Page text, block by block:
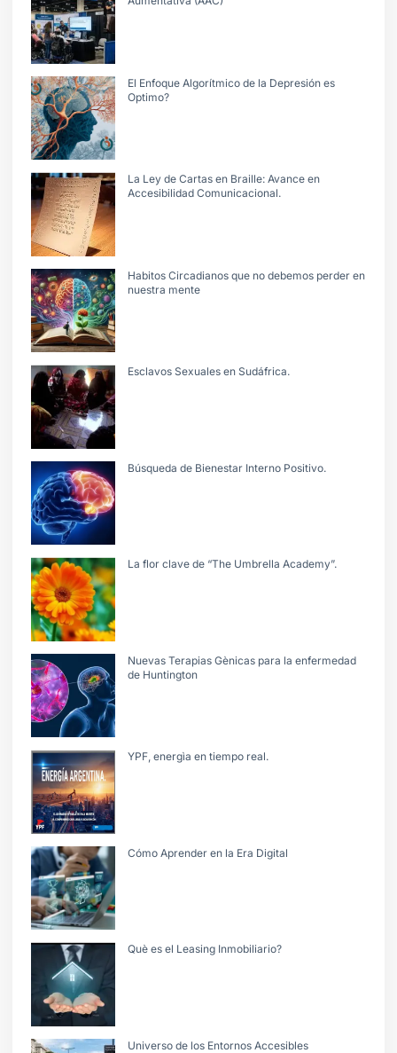
El Enfoque Algorítmico de la Depresión es
Optimo?
La Ley de Cartas en Braille: Avance en
Accesibilidad Comunicacional.
Habitos Circadianos que no debemos perder en
nuestra mente
Esclavos Sexuales en Sudáfrica.
Búsqueda de Bienestar Interno Positivo.
La flor clave de “The Umbrella Academy”.
Nuevas Terapias Gènicas para la enfermedad
de Huntington
YPF, energìa en tiempo real.
Cómo Aprender en la Era Digital
Què es el Leasing Inmobiliario?
Universo de los Entornos Accesibles